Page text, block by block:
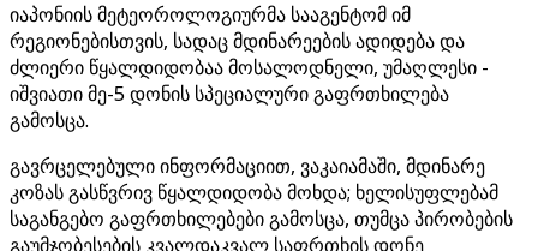
იაპონიის მეტეოროლოგიურმა სააგენტომ იმ
რეგიონებისთვის, სადაც მდინარეების ადიდება და
ძლიერი წყალდიდობაა მოსალოდნელი, უმაღლესი -
იშვიათი მე-5 დონის სპეციალური გაფრთხილება
გამოსცა.
გავრცელებული ინფორმაციით, ვაკაიამაში, მდინარე
კოზას გასწვრივ წყალდიდობა მოხდა; ხელისუფლებამ
საგანგებო გაფრთხილებები გამოსცა, თუმცა პირობების
გაუმჯობესების კვალდაკვალ საფრთხის დონე